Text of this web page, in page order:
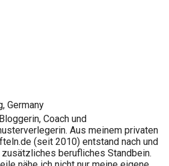
Germany
Coach und
Aus meinem privaten
(seit 2010) entstand nach und
zusätzliches berufliches Standbein.